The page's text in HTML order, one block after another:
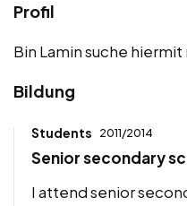
Profil
Bin Lamin suche
Bildung
Students 2011/2014
Senior secondary
I attend senior